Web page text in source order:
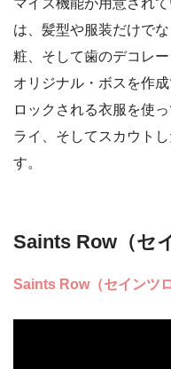
は、髪型や服装だけで
粧、そして歯のデコレ
オリジナル・ボスを作
ロックされる衣服を使
ライ、そしてスカウト
す。
Saints Row（セ
Saints Row（セインツ